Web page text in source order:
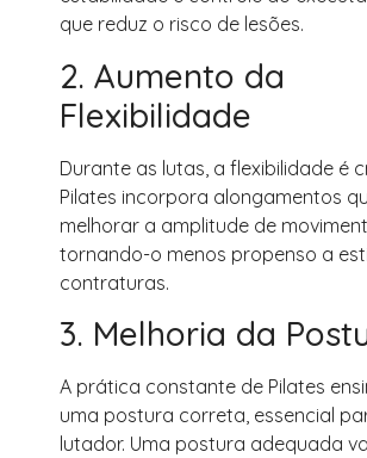
que reduz o risco de lesões.
2. Aumento da
Flexibilidade
Durante as lutas, a flexibilidade é
Pilates incorpora alongamentos
melhorar a amplitude de
tornando-o menos propenso a
contraturas.
3. Melhoria da
A prática constante de Pilates
uma postura correta, essencial
lutador. Uma postura adequada